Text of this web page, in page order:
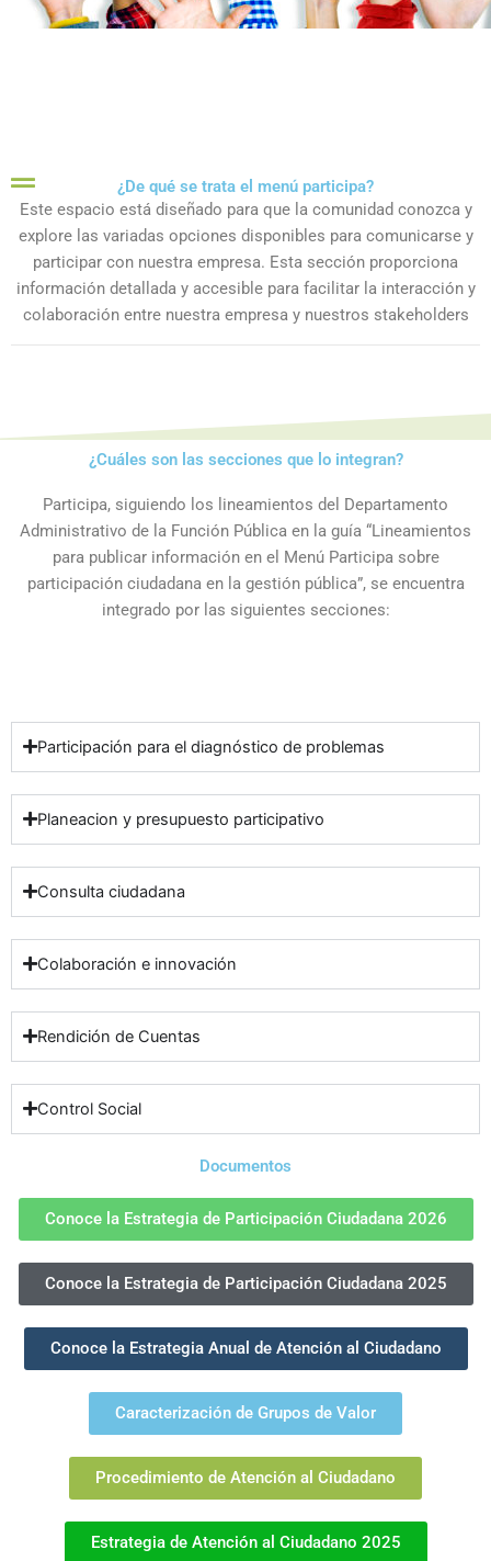
¿De qué se trata el menú participa?
Este espacio está diseñado para que la comunidad conozca y
explore las variadas opciones disponibles para comunicarse y
participar con nuestra empresa. Esta sección proporciona
información detallada y accesible para facilitar la interacción y
colaboración entre nuestra empresa y nuestros stakeholders
¿Cuáles son las secciones que lo integran?
Participa, siguiendo los lineamientos del Departamento
Administrativo de la Función Pública en la guía “Lineamientos
para publicar información en el Menú Participa sobre
participación ciudadana en la gestión pública”, se encuentra
integrado por las siguientes secciones:
Participación para el diagnóstico de problemas
Planeacion y presupuesto participativo
Consulta ciudadana
Colaboración e innovación
Rendición de Cuentas
Control Social
Documentos
Conoce la Estrategia de Participación Ciudadana 2026
Conoce la Estrategia de Participación Ciudadana 2025
Conoce la Estrategia Anual de Atención al Ciudadano
Caracterización de Grupos de Valor
Procedimiento de Atención al Ciudadano
Estrategia de Atención al Ciudadano 2025